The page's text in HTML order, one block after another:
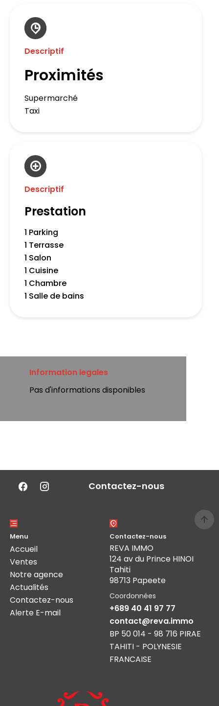
Descriptif
Proximités
Supermarché
Taxi
Descriptif
Prestation
1 Parking
1 Terrasse
1 Salon
1 Cuisine
1 Chambre
1 Salle de bains
Information legales
Pas d'informations disponibles
Contactez-nous
Menu
Accueil
Ventes
Notre agence
Actualités
Contactez-nous
Alerte E-mail
Contactez-nous
REVA IMMO
124 av du Prince HINOI
Tahiti
98713 Papeete
Coordonnées
+689 40 41 97 77
contact@reva.immo
BP 50 014 - 98 716 PIRAE
TAHITI - POLYNESIE
FRANCAISE